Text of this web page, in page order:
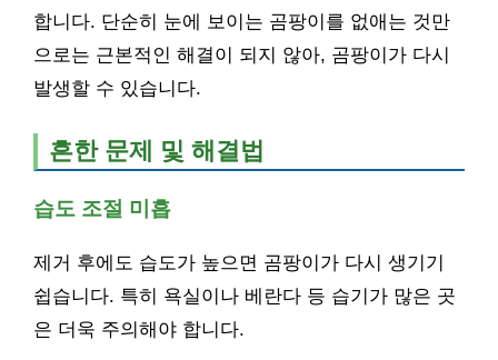
합니다. 단순히 눈에 보이는 곰팡이를 없애는 것만
으로는 근본적인 해결이 되지 않아, 곰팡이가 다시
발생할 수 있습니다.
흔한 문제 및 해결법
습도 조절 미흡
제거 후에도 습도가 높으면 곰팡이가 다시 생기기
쉽습니다. 특히 욕실이나 베란다 등 습기가 많은 곳
은 더욱 주의해야 합니다.